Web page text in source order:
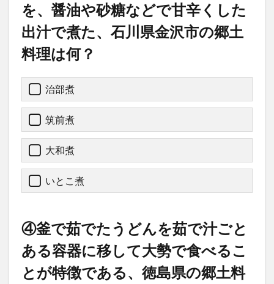
を、醤油や砂糖などで甘辛くした
出汁で煮た、石川県金沢市の郷土
料理は何？
治部煮
筑前煮
大和煮
いとこ煮
④釜で茹でたうどんを茹で汁ごと
ある容器に移して大勢で食べるこ
とが特徴である、徳島県の郷土料